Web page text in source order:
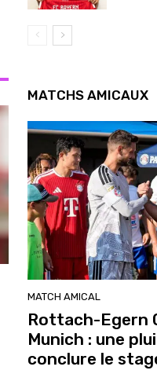
MATCHS AMICAUX
MATCH AMICAL
Rottach-Egern
Munich : une
conclure le